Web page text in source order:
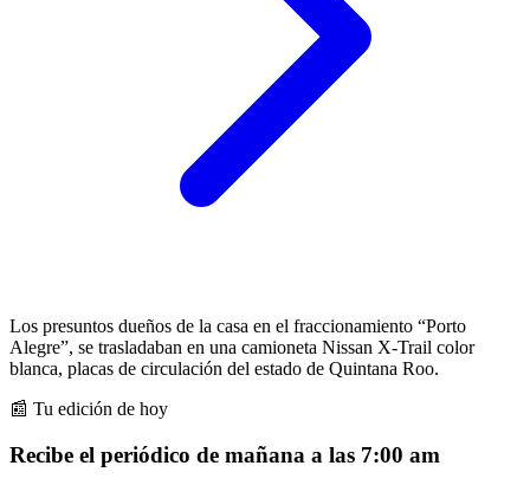
Los presuntos dueños de la casa en el fraccionamiento “Porto
Alegre”, se trasladaban en una camioneta Nissan X-Trail color
blanca, placas de circulación del estado de Quintana Roo.
📰 Tu edición de hoy
Recibe el periódico de mañana a las 7:00 am